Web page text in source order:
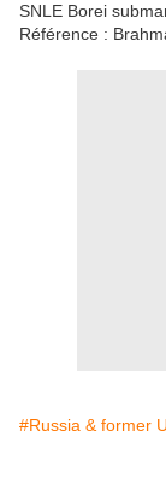
SNLE Borei
Référence :
#Russia & former